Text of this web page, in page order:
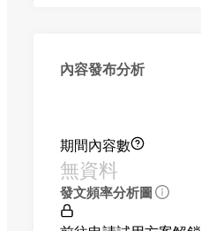
內容發布分析
期間內容數
無資料
發文頻率分析圖